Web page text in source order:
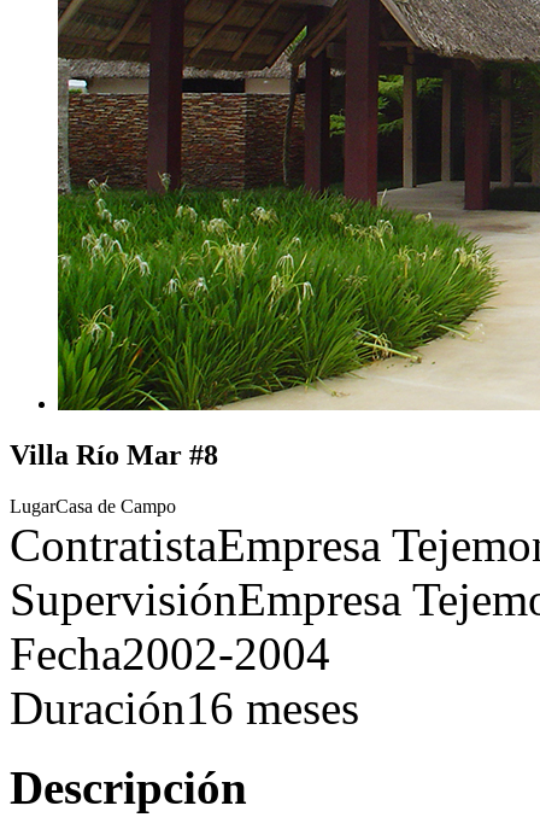
Villa Río Mar #8
LugarCasa de Campo
ContratistaEmpresa
SupervisiónEmpresa
Fecha2002-2004
Duración16 meses
Descripción